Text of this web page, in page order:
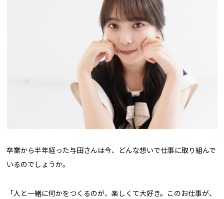
卒業から半年経った与田さんは今、どんな想いで仕事に取り組んで
いるのでしょうか。
「人と一緒に何かをつくるのが、楽しくて大好き。このお仕事が、